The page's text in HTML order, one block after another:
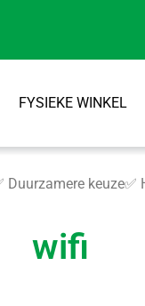
FYSIEKE WINKEL
Duurzamere keuze✅
wifi